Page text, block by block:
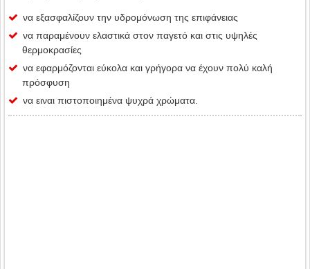
να εξασφαλίζουν την υδρομόνωση της επιφάνειας
να παραμένουν ελαστικά στον παγετό και στις υψηλές
θερμοκρασίες
να εφαρμόζονται εύκολα και γρήγορα να έχουν πολύ καλή
πρόσφυση
να ειναι πιστοποιημένα ψυχρά χρώματα.